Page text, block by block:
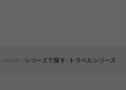
HOME シリーズで探す トラベルシリーズ